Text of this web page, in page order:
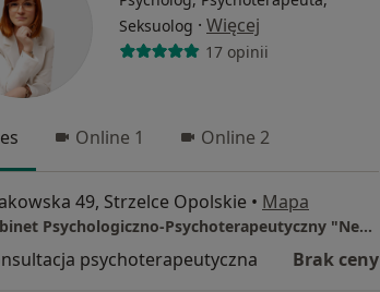
Seksuolog · Więcej
17 opinii
Online 1 Online 2
49, Strzelce Opolskie • Mapa
Gabinet Psychologiczno-Psychoterapeutyczny "NeuroRóżni" Agata Gamza
psychoterapeutyczna Brak ceny